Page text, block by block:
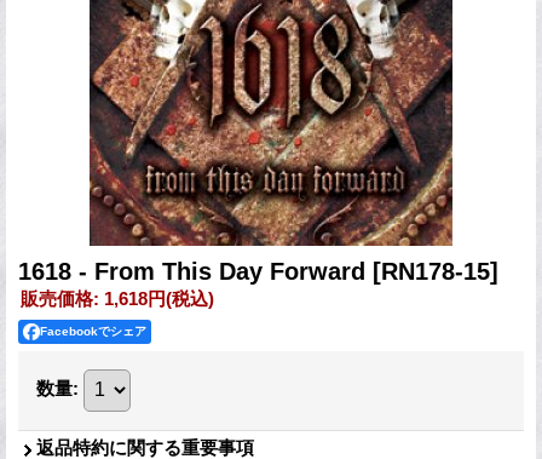
1618 - From This Day Forward [RN178-15]
販売価格: 1,618円(税込)
Facebookでシェア
数量:
返品特約に関する重要事項